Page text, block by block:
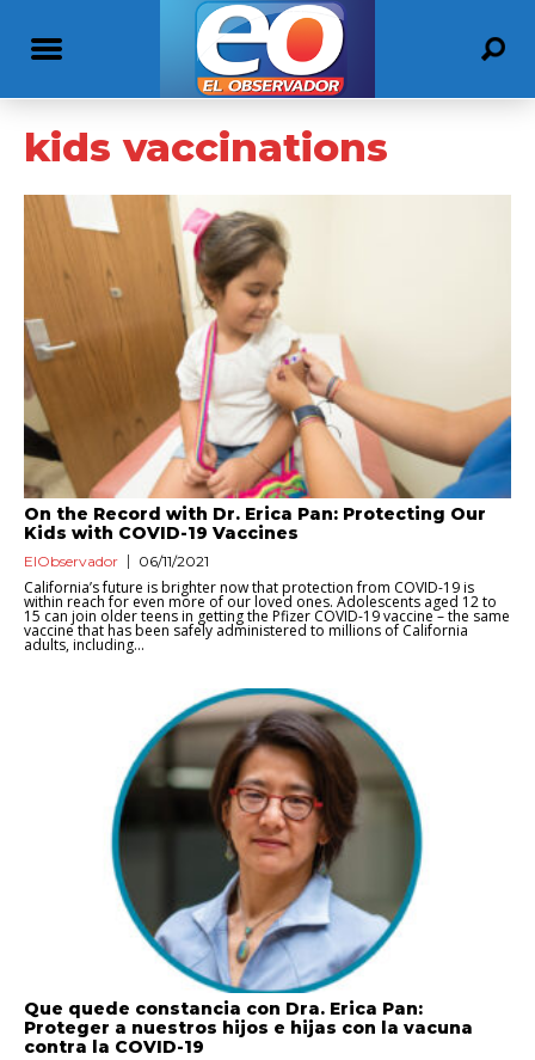
kids vaccinations
On the Record with Dr. Erica Pan: Protecting Our
Kids with COVID-19 Vaccines
ElObservador 06/11/2021
California’s future is brighter now that protection from COVID-19 is
within reach for even more of our loved ones. Adolescents aged 12 to
15 can join older teens in getting the Pfizer COVID-19 vaccine – the same
vaccine that has been safely administered to millions of California
adults, including...
Que quede constancia con Dra. Erica Pan:
Proteger a nuestros hijos e hijas con la vacuna
contra la COVID-19